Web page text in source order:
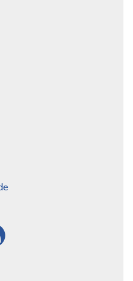
Abonneren